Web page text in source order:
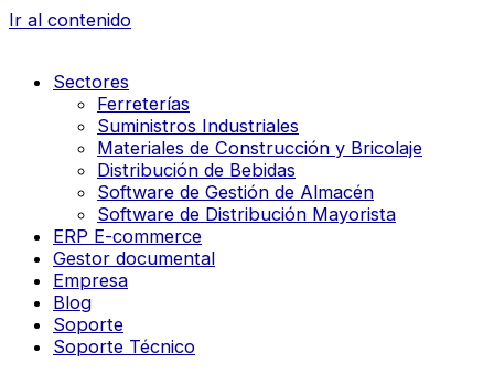
Ir al contenido
Sectores
Ferreterías
Suministros Industriales
Materiales de Construcción y Bricolaje
Distribución de Bebidas
Software de Gestión de Almacén
Software de Distribución Mayorista
ERP E-commerce
Gestor documental
Empresa
Blog
Soporte
Soporte Técnico